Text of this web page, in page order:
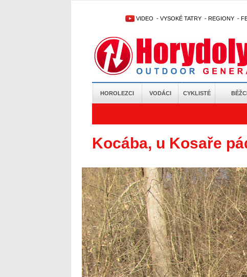
VIDEO - VYSOKÉ TATRY - REGIONY -
HOROLEZCI VODÁCI CYKLISTÉ
Kocába, u Kosaře